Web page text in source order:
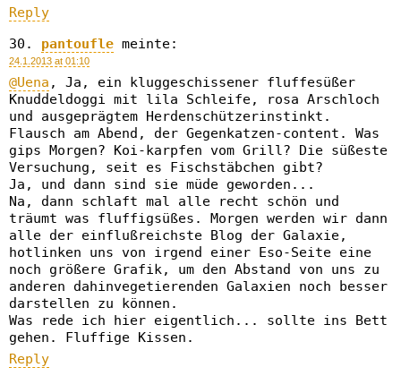
Reply
pantoufle meinte:
24.1.2013 at 01:10
@Uena , Ja, ein kluggeschissener fluffesüßer
Knuddeldoggi mit lila Schleife, rosa Arschloch
und ausgeprägtem Herdenschützerinstinkt.
Flausch am Abend, der Gegenkatzen-content. Was
gips Morgen? Koi-karpfen vom Grill? Die süßeste
Versuchung, seit es Fischstäbchen gibt?
Ja, und dann sind sie müde geworden...
Na, dann schlaft mal alle recht schön und
träumt was fluffigsüßes. Morgen werden wir dann
alle der einflußreichste Blog der Galaxie,
hotlinken uns von irgend einer Eso-Seite eine
noch größere Grafik, um den Abstand von uns zu
anderen dahinvegetierenden Galaxien noch besser
darstellen zu können.
Was rede ich hier eigentlich... sollte ins Bett
gehen. Fluffige Kissen.
Reply